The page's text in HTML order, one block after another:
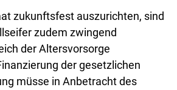
zukunftsfest auszurichten, sind
zudem zwingend
der Altersvorsorge
der gesetzlichen
müsse in Anbetracht des